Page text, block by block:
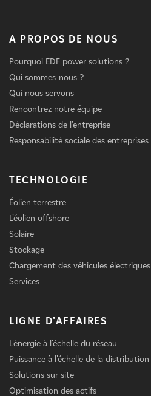
A PROPOS DE NOUS
Pourquoi EDF power solutions ?
Qui sommes-nous ?
Qui nous servons
Rencontrez notre équipe
Déclarations de l'entreprise
Responsabilité sociale des entreprises
TECHNOLOGIE
Éolien terrestre
L'éolien offshore
Solaire
Stockage
Chargement des véhicules électriques
Services
LIGNE D'AFFAIRES
L'énergie à l'échelle du réseau
Puissance à l'échelle de la distribution
Solutions sur site
Optimisation des actifs